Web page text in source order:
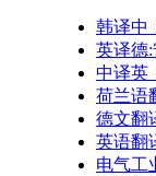
韩译中
英译德:
中译英
荷兰语
德文翻
英语翻
电气工